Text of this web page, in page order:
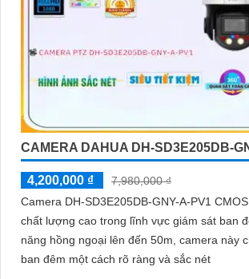
CAMERA DAHUA DH-SD3E205DB-
4,200,000 ₫
7,980,000 ₫
Camera DH-SD3E205DB-GNY-A-PV1
chất lượng cao trong lĩnh vực giám sát ban đêm. Với
năng hồng ngoại lên đến 50m, camera này
ban đêm một cách rõ ràng và sắc nét